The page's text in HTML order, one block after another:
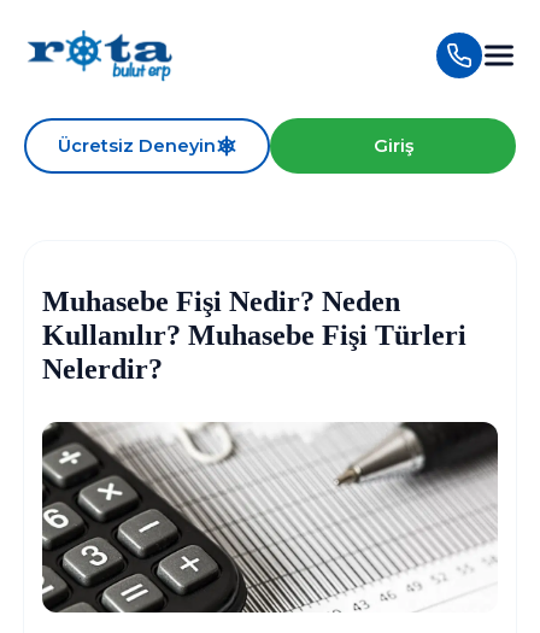
Ücretsiz Deneyin Giriş
Muhasebe Fişi Nedir? Neden
Kullanılır? Muhasebe Fişi Türleri
Nelerdir?